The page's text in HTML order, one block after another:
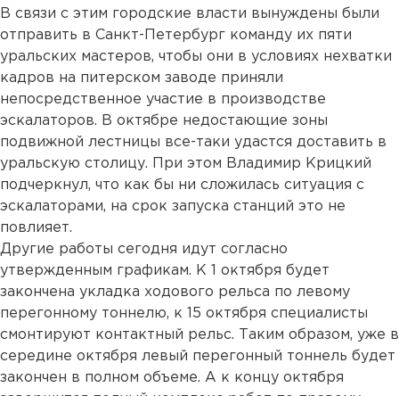
В связи с этим городские власти вынуждены были
отправить в Санкт-Петербург команду их пяти
уральских мастеров, чтобы они в условиях нехватки
кадров на питерском заводе приняли
непосредственное участие в производстве
эскалаторов. В октябре недостающие зоны
подвижной лестницы все-таки удастся доставить в
уральскую столицу. При этом Владимир Крицкий
подчеркнул, что как бы ни сложилась ситуация с
эскалаторами, на срок запуска станций это не
повлияет.
Другие работы сегодня идут согласно
утвержденным графикам. К 1 октября будет
закончена укладка ходового рельса по левому
перегонному тоннелю, к 15 октября специалисты
смонтируют контактный рельс. Таким образом, уже в
середине октября левый перегонный тоннель будет
закончен в полном объеме. А к концу октября